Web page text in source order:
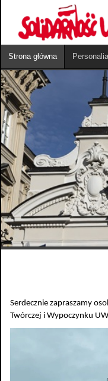
Strona główna Personalia
Serdecznie zapraszamy
Twórczej i Wypoczynku